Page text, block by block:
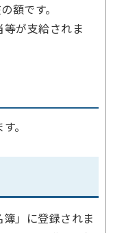
額です。
が支給されま
。
」に登録されま